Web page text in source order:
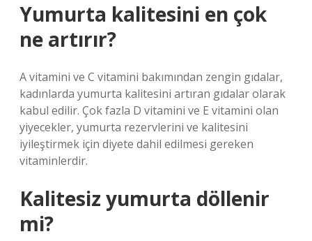
Yumurta kalitesini en çok
ne artırır?
A vitamini ve C vitamini bakımından zengin gıdalar,
kadınlarda yumurta kalitesini artıran gıdalar olarak
kabul edilir. Çok fazla D vitamini ve E vitamini olan
yiyecekler, yumurta rezervlerini ve kalitesini
iyileştirmek için diyete dahil edilmesi gereken
vitaminlerdir.
Kalitesiz yumurta döllenir
mi?